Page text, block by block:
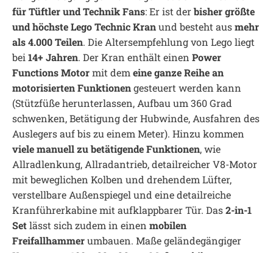
für Tüftler und Technik Fans: Er ist derbisher größte
und höchste Lego Technic Kranund besteht ausmehr
als 4.000 Teilen. Die Altersempfehlung von Lego liegt
bei 14+ Jahren. Der Kran enthält einen Power
Functions Motormit dem eine ganze Reihe an
motorisierten Funktionengesteuert werden kann
(Stützfüße herunterlassen, Aufbau um 360 Grad
schwenken, Betätigung der Hubwinde, Ausfahren des
Auslegers auf bis zu einem Meter). Hinzu kommen
viele manuell zu betätigende Funktionen, wie
Allradlenkung, Allradantrieb, detailreicher V8-Motor
mit beweglichen Kolben und drehendem Lüfter,
verstellbare Außenspiegel und eine detailreiche
Kranführerkabine mit aufklappbarer Tür. Das2-in-1
Setlässt sich zudem in einen mobilen
Freifallhammerumbauen. Maße geländegängiger